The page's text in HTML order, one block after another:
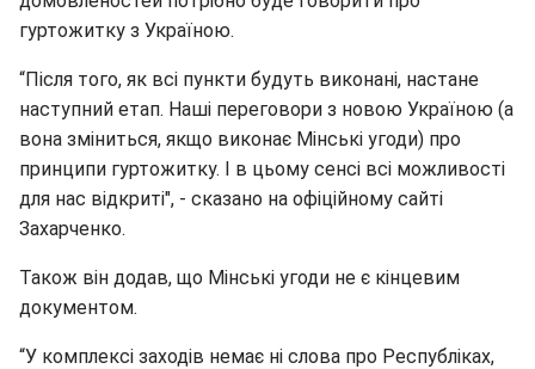
гуртожитку з Україною.
“Після того, як всі пункти будуть виконані, настане
наступний етап. Наші переговори з новою Україною (а
вона зміниться, якщо виконає Мінські угоди) про
принципи гуртожитку. І в цьому сенсі всі можливості
для нас відкриті", - сказано на офіційному сайті
Захарченко.
Також він додав, що Мінські угоди не є кінцевим
документом.
“У комплексі заходів немає ні слова про Республіках,